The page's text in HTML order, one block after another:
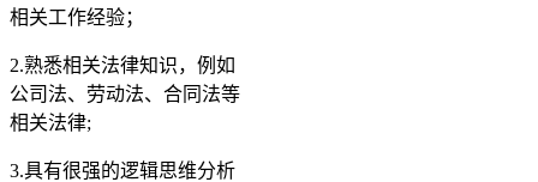
相关工作经验；
2.熟悉相关法律知识，例如
公司法、劳动法、合同法等
相关法律;
3.具有很强的逻辑思维分析